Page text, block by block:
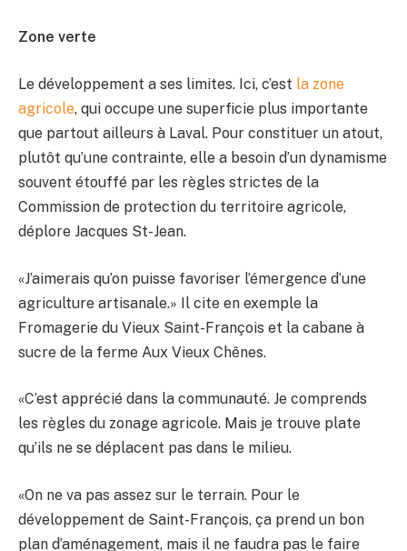
Zone verte
Le développement a ses limites. Ici, c’est la zone
agricole, qui occupe une superficie plus importante
que partout ailleurs à Laval. Pour constituer un atout,
plutôt qu’une contrainte, elle a besoin d’un dynamisme
souvent étouffé par les règles strictes de la
Commission de protection du territoire agricole,
déplore Jacques St-Jean.
«J’aimerais qu’on puisse favoriser l’émergence d’une
agriculture artisanale.» Il cite en exemple la
Fromagerie du Vieux Saint-François et la cabane à
sucre de la ferme Aux Vieux Chênes.
«C’est apprécié dans la communauté. Je comprends
les règles du zonage agricole. Mais je trouve plate
qu’ils ne se déplacent pas dans le milieu.
«On ne va pas assez sur le terrain. Pour le
développement de Saint-François, ça prend un bon
plan d’aménagement, mais il ne faudra pas le faire